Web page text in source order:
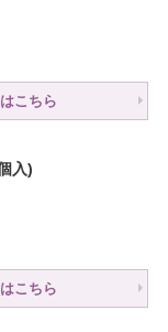
こちら
入)
こちら